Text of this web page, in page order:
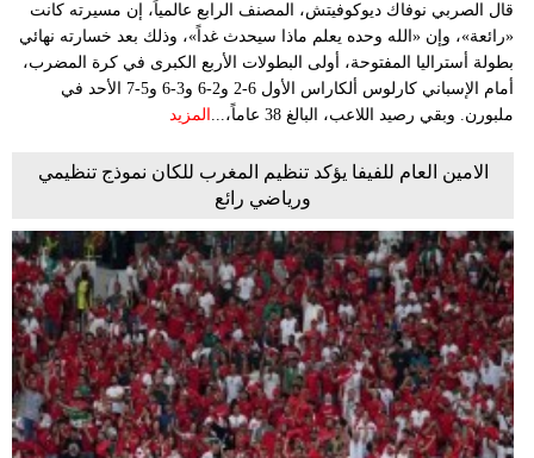
قال الصربي نوفاك ديوكوفيتش، المصنف الرابع عالمياً، إن مسيرته كانت
«رائعة»، وإن «الله وحده يعلم ماذا سيحدث غداً»، وذلك بعد خسارته نهائي
بطولة أستراليا المفتوحة، أولى البطولات الأربع الكبرى في كرة المضرب،
أمام الإسباني كارلوس ألكاراس الأول 6-2 و2-6 و3-6 و5-7 الأحد في
ملبورن. وبقي رصيد اللاعب، البالغ 38 عاماً،...
المزيد
الامين العام للفيفا يؤكد تنظيم المغرب للكان نموذج تنظيمي
ورياضي رائع